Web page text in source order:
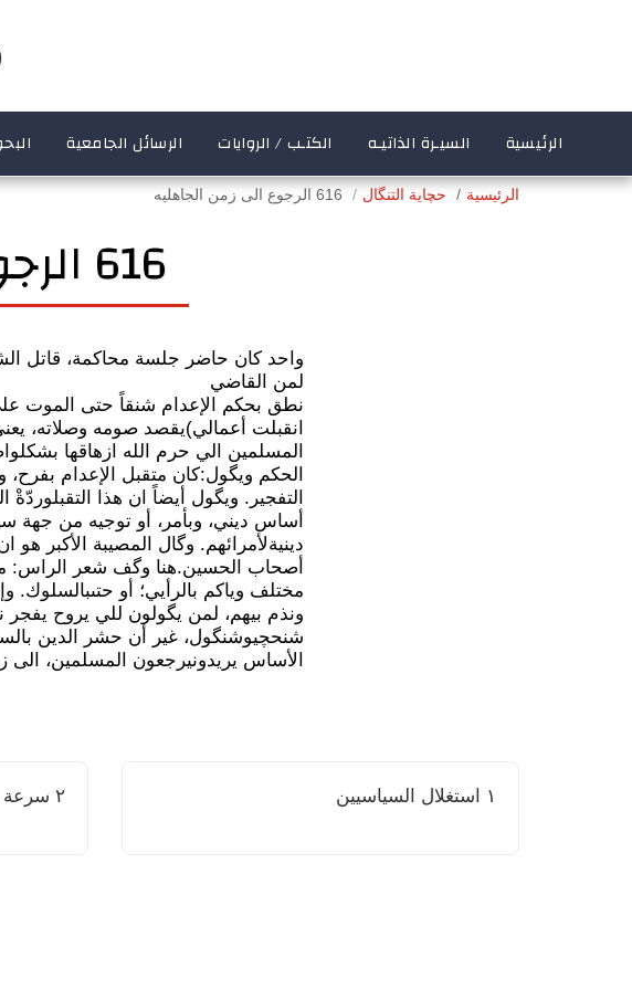
)
الرئيسية السيـرة الذاتيـه الكتـب / الروايات الرسائل الجامعية
الرئيسية حچاية التنگال 616 الرجوع الى زمن الجاهليه
616 الرجوع الى زمن الجاهليه
واحد كان حاضر جلسة محاكمة، قاتل
لمن القاضي
نطق بحكم الإعدام شنقاً حتى الموت
انقبلت أعمالي)يقصد صومه وصلاته،
المسلمين الي حرم الله ازهاقها
الحكم ويگول:كان متقبل الإعدام
التفجير. ويگول أيضاً ان هذا التقبلوردّةْ
أساس ديني، وبأمر، أو توجيه من جهة
دينيةلأمرائهم. وگال المصيبة الأكبر
أصحاب الحسين.هنا وگف شعر الراس:
مختلف وياكم بالرأيي؛ أو حتىبالسلوك.
ونذم بيهم، لمن يگولون للي يروح
شنحچيوشنگول، غير أن حشر الدين
الأساس يريدونيرجعون المسلمين، الى
١ استغلال السياسيين ٢ سرعة موافقة